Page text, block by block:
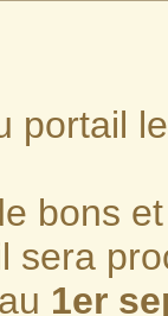
portail
bons
sera
1er